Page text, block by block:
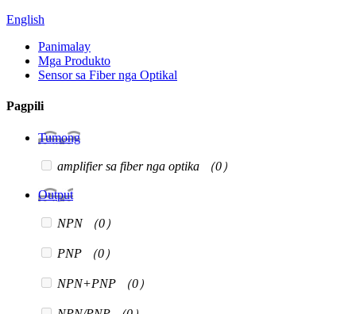
English
Panimalay
Mga Produkto
Sensor sa Fiber nga Optikal
Pagpili
Tumong
amplifier sa fiber nga optika （0）
Output
NPN （0）
PNP （0）
NPN+PNP （0）